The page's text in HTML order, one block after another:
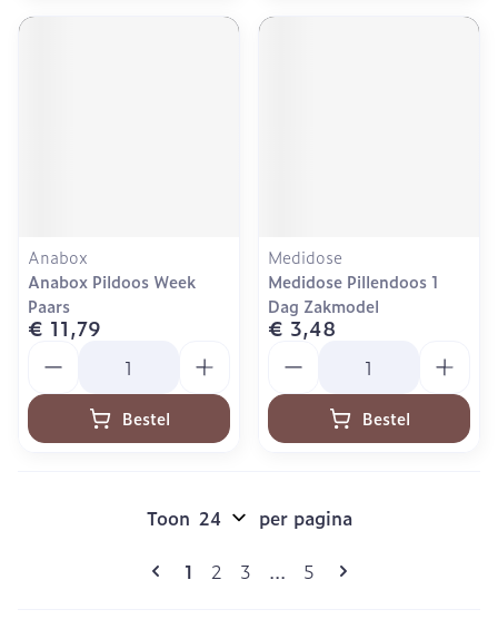
Anabox
Anabox Pildoos Week
Paars
€ 11,79
Bestel
Medidose
Medidose Pillendoos 1
Dag Zakmodel
€ 3,48
Bestel
Pagina's
U lees momenteel pagina
1 Pagina
2 Pagina
3 ... Pagina
5
Toon per pagina